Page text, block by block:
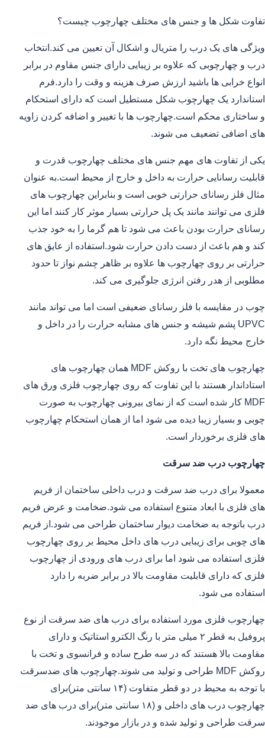
تفاوت شکل ها و جنس های مختلف چهارچوب چیست؟
ویژگی های یک درب را متریال و اشکال آن تعیین می کند.انتخاب
درب و چهارچوبی که علاوه بر زیبایی دارای جنس مقاوم در برابر
انواع خرابی ها باشید ارزش صرف هزینه و وقت را دارد.فرم
استاندارد یک چهارچوب شکل مستطیل است که دارای استحکام
و ساختاری محکم است.چهارچوب ها با تغییر و اضافه کردن زاویه
های اضافی تضعیف می شوند.
یکی از تفاوت های مهم جنس های مختلف چهارچوب قدرت و
قابلیت رسانایی حرارت به داخل و خارج از محیط است.به عنوان
مثال فلز رسانای حرارتی خوبی است و بنابراین چهارچوب های
فلزی می توانند مانند یک پل حرارتی بسیار موثر کار کنند اما این
رسانای حرارت بودن باعث می شود تا هم گرما را به خود جذب
کند و هم باعث از دست دادن حرارت شود.استفاده از عایق های
حرارتی بر روی چهارچوب ها علاوه بر ظاهر چشم نواز تا حدود
مطلوبی از هدر رفتن انرژی جلوگیری می کند.
چوب در مقایسه با فلز رسانای ضعیفی است اما می تواند مانند
UPVC پشم شیشه و جنس های مشابه حرارت را در داخل و
خارج محیط نگه دارد.
چهارچوب های تخت با روکش MDF همان چهارچوب های
استاداندار هستند با این تفاوت که روی چهارچوب فلزی ورق های
MDF کار شده است که از نمای بیرونی چهارچوب به صورت
چوبی و بسیار زیبا دیده می شود اما از همان استحکام چهارچوب
های فلزی برخوردار است.
چهارچوب درب ضد سرقت
معمولا برای درب ضد سرقت و درب داخلی ساختمان از فریم
های فلزی با ابعاد متنوع استفاده می شود.ضخامت و عرض فریم
درب باتوجه به ضخامت دیوار ساختمان طراحی می شود.از فریم
های چوبی برای زیبایی درب های داخل محیط بر روی چهارچوب
فلزی استفاده می شود اما برای درب های ورودی از چهارچوب
فلزی که دارای قابلیت مقاومت بالا در برابر ضربه را دارد
استفاده می شود.
چهارچوب فلزی مورد استفاده برای درب های ضد سرقت از نوع
پروفیل به قطر ۲ میلی متر با رنگ الکترو استاتیک و دارای
مقاومت بالا هستند که در سه طرح ساده و فرانسوی و تخت با
روکش MDF طراحی و تولید می شوند.چهارچوب های ضدسرقت
با توجه به محیط در دو قطر متفاوت (۱۴ سانتی متر)برای
چهارچوب درب های داخلی و (۱۸ سانتی متر)برای درب های ضد
سرقت طراحی و تولید شده و در بازار موجودند.